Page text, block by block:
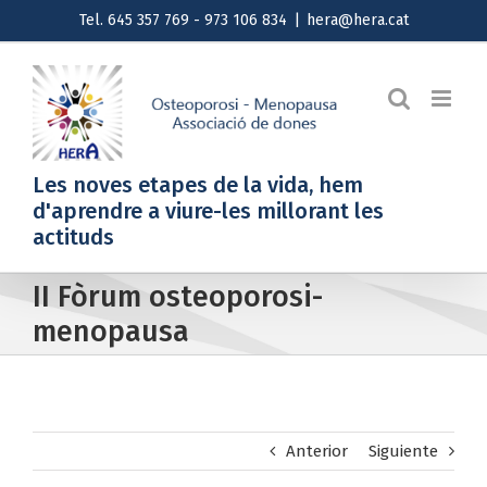
al
contenido
Tel. 645 357 769 - 973 106 834 hera@hera.cat
Les noves etapes de la vida, hem
d'aprendre a viure-les millorant les
actituds
II Fòrum osteoporosi-
menopausa
Anterior Siguiente